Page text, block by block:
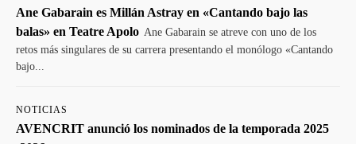
Ane Gabarain es Millán Astray en «Cantando bajo las
balas» en Teatre Apolo Ane Gabarain se atreve con uno de los
retos más singulares de su carrera presentando el monólogo «Cantando
bajo...
NOTICIAS
AVENCRIT anunció los nominados de la temporada 2025